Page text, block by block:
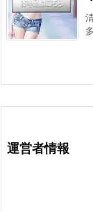
運営者情報